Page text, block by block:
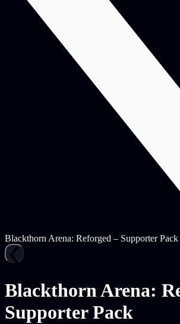
Blackthorn Arena: Reforged – Supporter Pack
Blackthorn Arena:
Supporter Pack